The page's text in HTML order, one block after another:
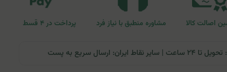
اصالت کالا مشاوره منطبق با نیاز فرد پرداخت در ۴ قسط
ارسال سریع به پست